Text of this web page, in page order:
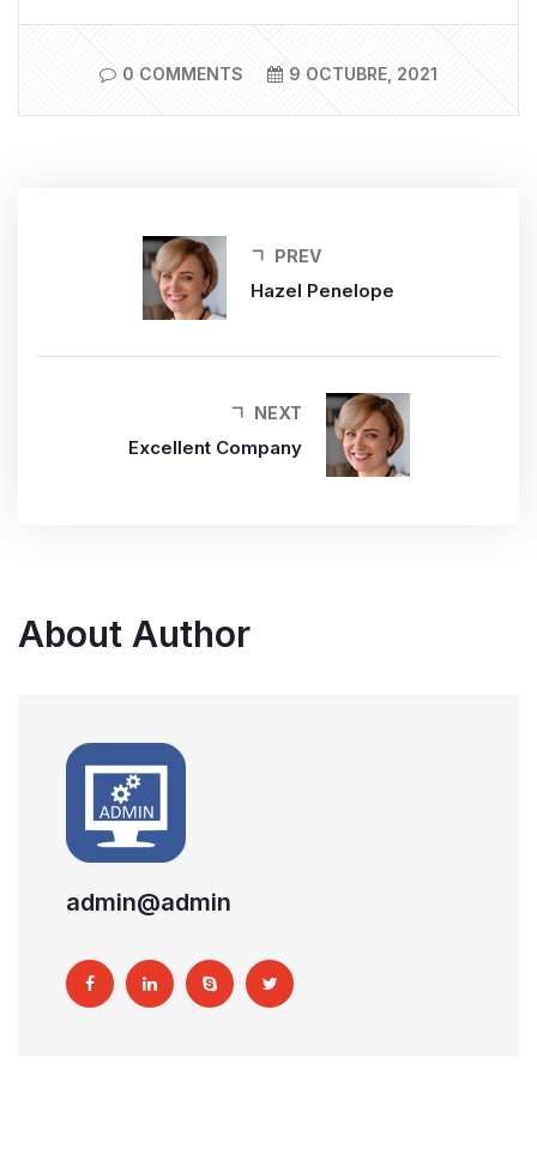
0 COMMENTS 9 OCTUBRE, 2021
PREV
Hazel Penelope
NEXT
Excellent Company
About Author
admin@admin